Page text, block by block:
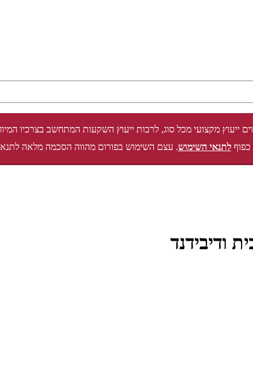
ייעוץ מקצועי מכל סוג, לרבות ייעוץ השקעות המתחשב בצרכיו
כפוףלתנאי השימוש. עצם השימוש בפורום מהווה הסכמה מלאה
ודיבידנד